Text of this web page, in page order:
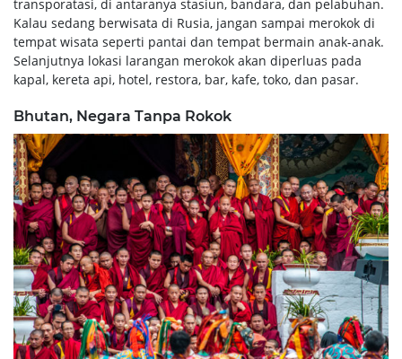
transporatasi, di antaranya stasiun, bandara, dan pelabuhan.
Kalau sedang berwisata di Rusia, jangan sampai merokok di
tempat wisata seperti pantai dan tempat bermain anak-anak.
Selanjutnya lokasi larangan merokok akan diperluas pada
kapal, kereta api, hotel, restora, bar, kafe, toko, dan pasar.
Bhutan, Negara Tanpa Rokok